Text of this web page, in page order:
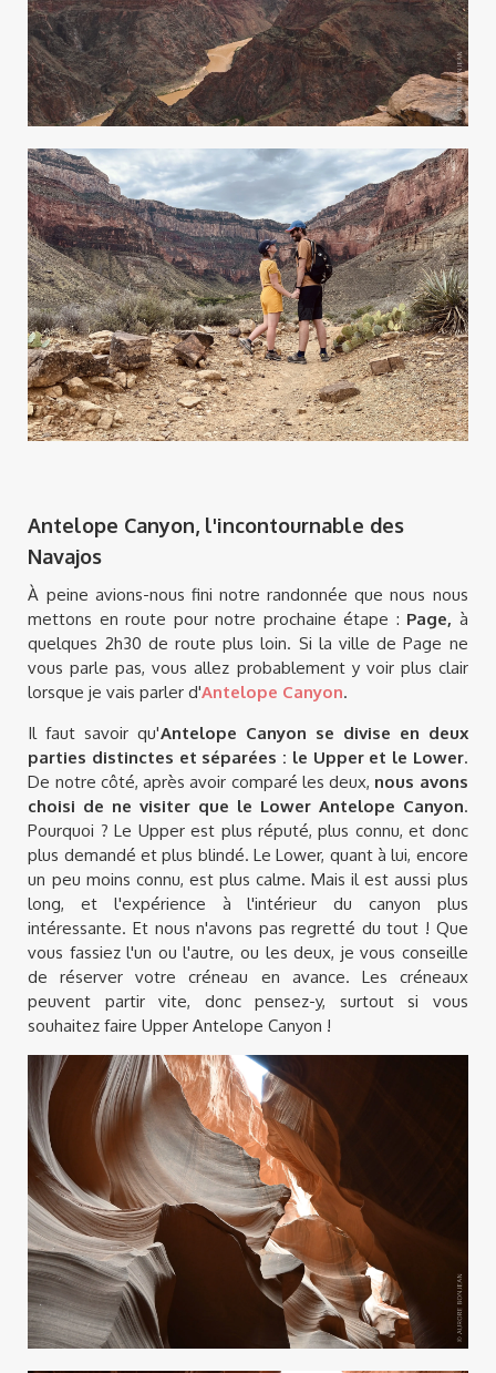
Antelope Canyon, l'incontournable des
Navajos
À peine avions-nous fini notre randonnée que nous nous
mettons en route pour notre prochaine étape : Page, à
quelques 2h30 de route plus loin. Si la ville de Page ne
vous parle pas, vous allez probablement y voir plus clair
lorsque je vais parler d'Antelope Canyon.
Il faut savoir qu'Antelope Canyon se divise en deux
parties distinctes et séparées : le Upper et le Lower.
De notre côté, après avoir comparé les deux, nous avons
choisi de ne visiter que le Lower Antelope Canyon.
Pourquoi ? Le Upper est plus réputé, plus connu, et donc
plus demandé et plus blindé. Le Lower, quant à lui, encore
un peu moins connu, est plus calme. Mais il est aussi plus
long, et l'expérience à l'intérieur du canyon plus
intéressante. Et nous n'avons pas regretté du tout ! Que
vous fassiez l'un ou l'autre, ou les deux, je vous conseille
de réserver votre créneau en avance. Les créneaux
peuvent partir vite, donc pensez-y, surtout si vous
souhaitez faire Upper Antelope Canyon !